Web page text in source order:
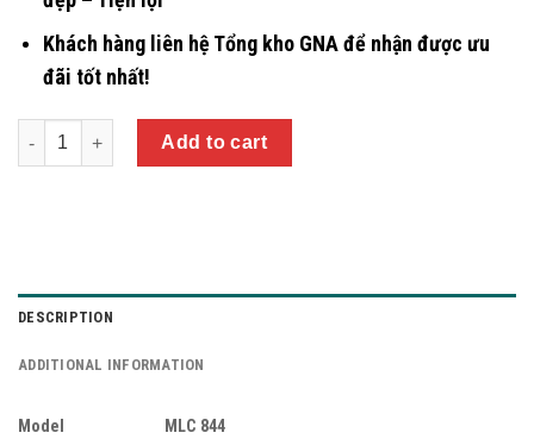
Khách hàng liên hệ Tổng kho GNA để nhận được ưu
đãi tốt nhất!
Quantity
Add to cart
DESCRIPTION
ADDITIONAL INFORMATION
Model MLC 844